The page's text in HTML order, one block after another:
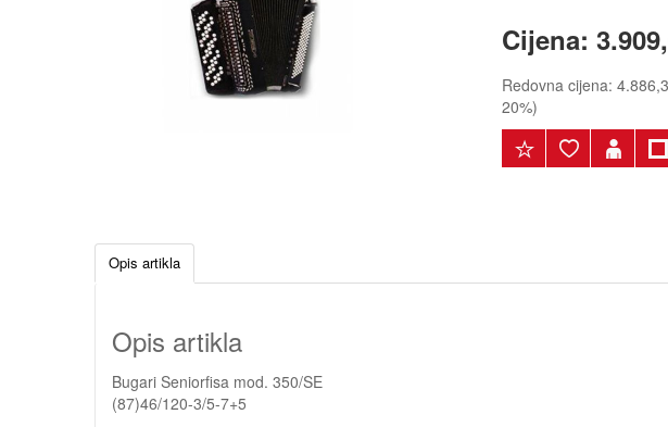
Cijena:
Redovna cijena:
20%)
Opis artikla
Opis artikla
Bugari Seniorfisa mod. 350/SE
(87)46/120-3/5-7+5